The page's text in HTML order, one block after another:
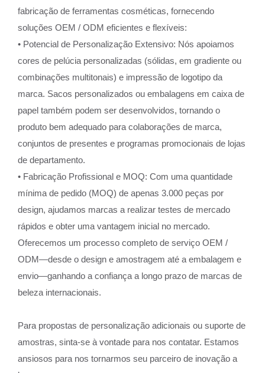
fabricação de ferramentas cosméticas, fornecendo
soluções OEM / ODM eficientes e flexíveis:
• Potencial de Personalização Extensivo: Nós apoiamos
cores de pelúcia personalizadas (sólidas, em gradiente ou
combinações multitonais) e impressão de logotipo da
marca. Sacos personalizados ou embalagens em caixa de
papel também podem ser desenvolvidos, tornando o
produto bem adequado para colaborações de marca,
conjuntos de presentes e programas promocionais de lojas
de departamento.
• Fabricação Profissional e MOQ: Com uma quantidade
mínima de pedido (MOQ) de apenas 3.000 peças por
design, ajudamos marcas a realizar testes de mercado
rápidos e obter uma vantagem inicial no mercado.
Oferecemos um processo completo de serviço OEM /
ODM—desde o design e amostragem até a embalagem e
envio—ganhando a confiança a longo prazo de marcas de
beleza internacionais.
Para propostas de personalização adicionais ou suporte de
amostras, sinta-se à vontade para nos contatar. Estamos
ansiosos para nos tornarmos seu parceiro de inovação a